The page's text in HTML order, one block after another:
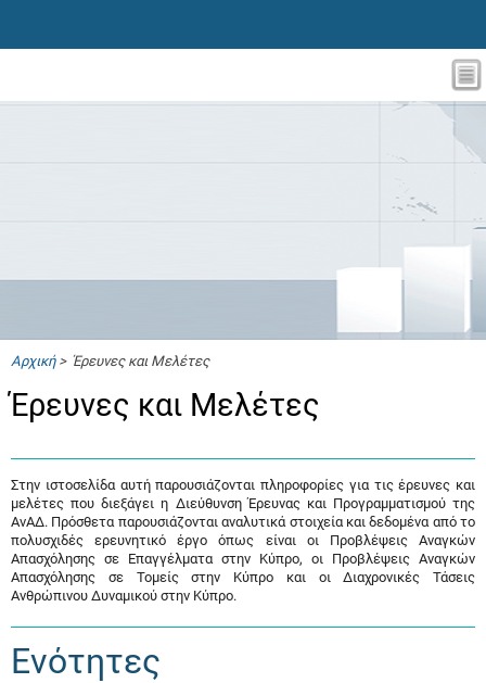
Αρχική> Έρευνες και Μελέτες
Έρευνες και Μελέτες
Στην ιστοσελίδα αυτή παρουσιάζονται πληροφορίες για τις έρευνες και
μελέτες που διεξάγει η Διεύθυνση Έρευνας και Προγραμματισμού της
ΑνΑΔ. Πρόσθετα παρουσιάζονται αναλυτικά στοιχεία και δεδομένα από το
πολυσχιδές ερευνητικό έργο όπως είναι οι Προβλέψεις Αναγκών
Απασχόλησης σε Επαγγέλματα στην Κύπρο, οι Προβλέψεις Αναγκών
Απασχόλησης σε Τομείς στην Κύπρο και οι Διαχρονικές Τάσεις
Ανθρώπινου Δυναμικού στην Κύπρο.
Ενότητες